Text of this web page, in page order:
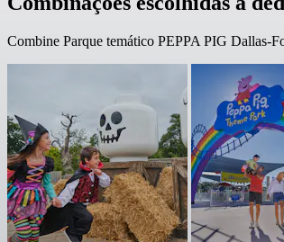
Combine Parque temático PEPPA PIG Dallas-